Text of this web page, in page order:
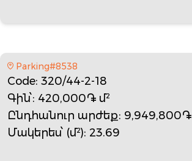
Parking#8538
Code: 320/44-2-18
Գին՝: 420,000֏ մ²
Ընդհանուր արժեք: 9,949,800֏
Մակերես՝ (մ²): 23.69